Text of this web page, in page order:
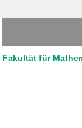
Fakultät für